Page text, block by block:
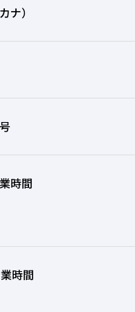
カナ）
時間
時間